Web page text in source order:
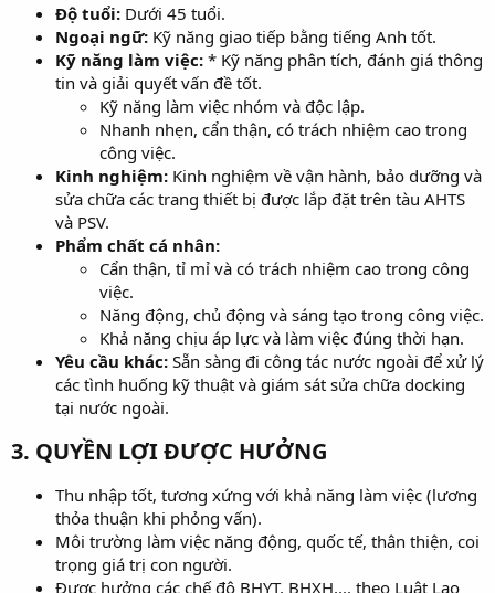
Độ tuổi: Dưới 45 tuổi.
Ngoại ngữ: Kỹ năng giao tiếp bằng tiếng Anh tốt.
Kỹ năng làm việc: * Kỹ năng phân tích, đánh giá thông
tin và giải quyết vấn đề tốt.
Kỹ năng làm việc nhóm và độc lập.
Nhanh nhẹn, cẩn thận, có trách nhiệm cao trong
công việc.
Kinh nghiệm: Kinh nghiệm về vận hành, bảo dưỡng và
sửa chữa các trang thiết bị được lắp đặt trên tàu AHTS
và PSV.
Phẩm chất cá nhân:
Cẩn thận, tỉ mỉ và có trách nhiệm cao trong công
việc.
Năng động, chủ động và sáng tạo trong công việc.
Khả năng chịu áp lực và làm việc đúng thời hạn.
Yêu cầu khác: Sẵn sàng đi công tác nước ngoài để xử lý
các tình huống kỹ thuật và giám sát sửa chữa docking
tại nước ngoài.
3. QUYỀN LỢI ĐƯỢC HƯỞNG​
Thu nhập tốt, tương xứng với khả năng làm việc (lương
thỏa thuận khi phỏng vấn).
Môi trường làm việc năng động, quốc tế, thân thiện, coi
trọng giá trị con người.
Được hưởng các chế độ BHYT, BHXH,... theo Luật Lao